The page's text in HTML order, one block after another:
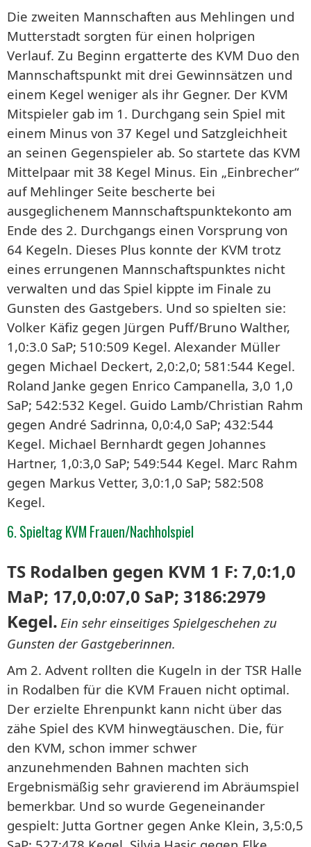
Die zweiten Mannschaften aus Mehlingen und
Mutterstadt sorgten für einen holprigen
Verlauf. Zu Beginn ergatterte des KVM Duo den
Mannschaftspunkt mit drei Gewinnsätzen und
einem Kegel weniger als ihr Gegner. Der KVM
Mitspieler gab im 1. Durchgang sein Spiel mit
einem Minus von 37 Kegel und Satzgleichheit
an seinen Gegenspieler ab. So startete das KVM
Mittelpaar mit 38 Kegel Minus. Ein „Einbrecher“
auf Mehlinger Seite bescherte bei
ausgeglichenem Mannschaftspunktekonto am
Ende des 2. Durchgangs einen Vorsprung von
64 Kegeln. Dieses Plus konnte der KVM trotz
eines errungenen Mannschaftspunktes nicht
verwalten und das Spiel kippte im Finale zu
Gunsten des Gastgebers. Und so spielten sie:
Volker Käfiz gegen Jürgen Puff/Bruno Walther,
1,0:3.0 SaP; 510:509 Kegel. Alexander Müller
gegen Michael Deckert, 2,0:2,0; 581:544 Kegel.
Roland Janke gegen Enrico Campanella, 3,0 1,0
SaP; 542:532 Kegel. Guido Lamb/Christian Rahm
gegen André Sadrinna, 0,0:4,0 SaP; 432:544
Kegel. Michael Bernhardt gegen Johannes
Hartner, 1,0:3,0 SaP; 549:544 Kegel. Marc Rahm
gegen Markus Vetter, 3,0:1,0 SaP; 582:508
Kegel.
6. Spieltag KVM Frauen/Nachholspiel
TS Rodalben gegen KVM 1 F: 7,0:1,0
MaP; 17,0,0:07,0 SaP; 3186:2979
Kegel. Ein sehr einseitiges Spielgeschehen zu
Gunsten der Gastgeberinnen.
Am 2. Advent rollten die Kugeln in der TSR Halle
in Rodalben für die KVM Frauen nicht optimal.
Der erzielte Ehrenpunkt kann nicht über das
zähe Spiel des KVM hinwegtäuschen. Die, für
den KVM, schon immer schwer
anzunehmenden Bahnen machten sich
Ergebnismäßig sehr gravierend im Abräumspiel
bemerkbar. Und so wurde Gegeneinander
gespielt: Jutta Gortner gegen Anke Klein, 3,5:0,5